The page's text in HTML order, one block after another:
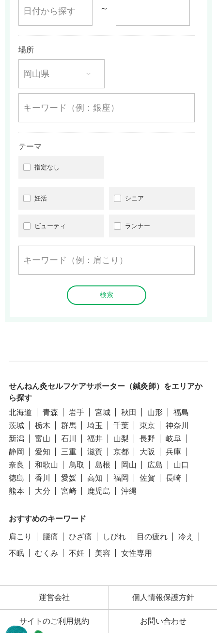
～
場所
テーマ
指定なし
妊活 シニア
ビューティ ランナー
せんねん灸セルフケアサポーター（鍼灸師）をエリアか
ら探す
北海道
青森 岩手 宮城 秋田 山形
福島
茨城
栃木 群馬 埼玉 千葉 東京
神奈川
新潟
富山 石川 福井 山梨 長野
岐阜
静岡
愛知 三重 滋賀 京都 大阪
兵庫
奈良
和歌山 鳥取 島根 岡山 広島
山口
徳島
香川 愛媛 高知 福岡 佐賀
長崎
熊本
大分 宮崎 鹿児島 沖縄
おすすめのキーワード
肩こり 腰痛 ひざ痛 しびれ 目の疲れ
冷え
不眠
むくみ 不妊 美容 女性専用
運営会社 個人情報保護方針
サイトのご利用規約 お問い合わせ